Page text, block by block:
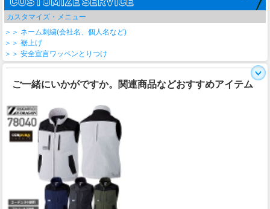
カスタマイズ・メニュー
＞＞ ネーム刺繍(会社名、個人名など)
＞＞ 裾上げ
＞＞ 安全宣言ワッペンとりつけ
ご一緒にいかがですか。関連商品などおすすめアイテム